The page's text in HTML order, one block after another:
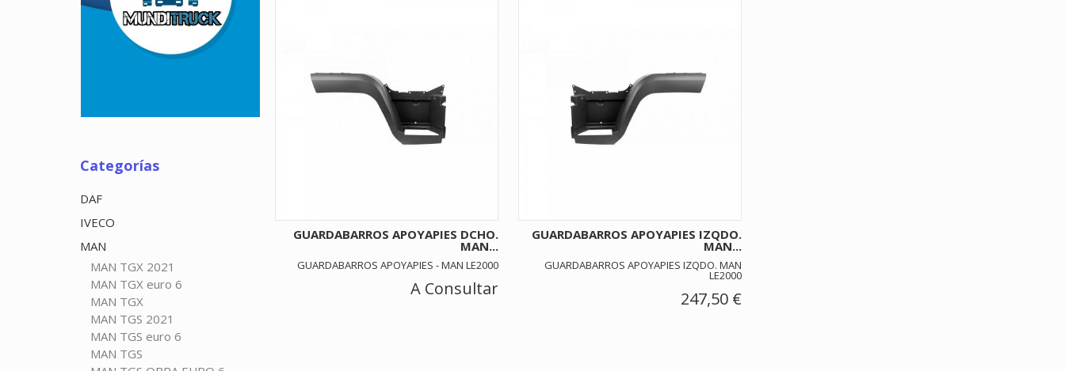
Categorías
DAF
IVECO
MAN
MAN TGX 2021
MAN TGX euro 6
MAN TGX
MAN TGS 2021
MAN TGS euro 6
MAN TGS
GUARDABARROS APOYAPIES DCHO.
MAN...
GUARDABARROS APOYAPIES - MAN LE2000
A Consultar
GUARDABARROS APOYAPIES IZQDO.
MAN...
GUARDABARROS APOYAPIES IZQDO. MAN
LE2000
247,50 €